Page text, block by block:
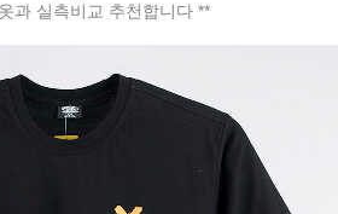
과 실측비교 추천합니다 **